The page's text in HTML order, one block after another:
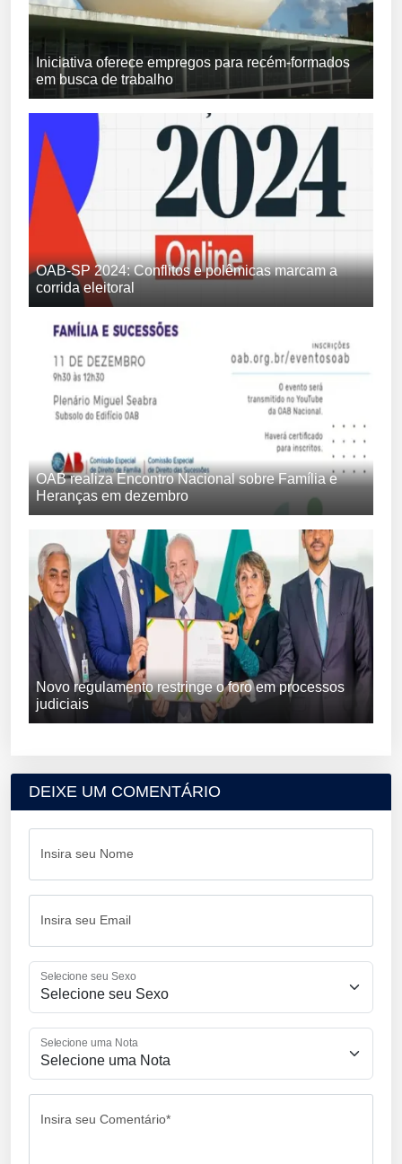
Iniciativa oferece empregos para recém-formados
em busca de trabalho
OAB-SP 2024: Conflitos e polêmicas marcam a
corrida eleitoral
OAB realiza Encontro Nacional sobre Família e
Heranças em dezembro
Novo regulamento restringe o foro em processos
judiciais
DEIXE UM COMENTÁRIO
Insira seu Nome
Insira seu Email
Selecione seu Sexo
Selecione uma Nota
Insira seu Comentário*